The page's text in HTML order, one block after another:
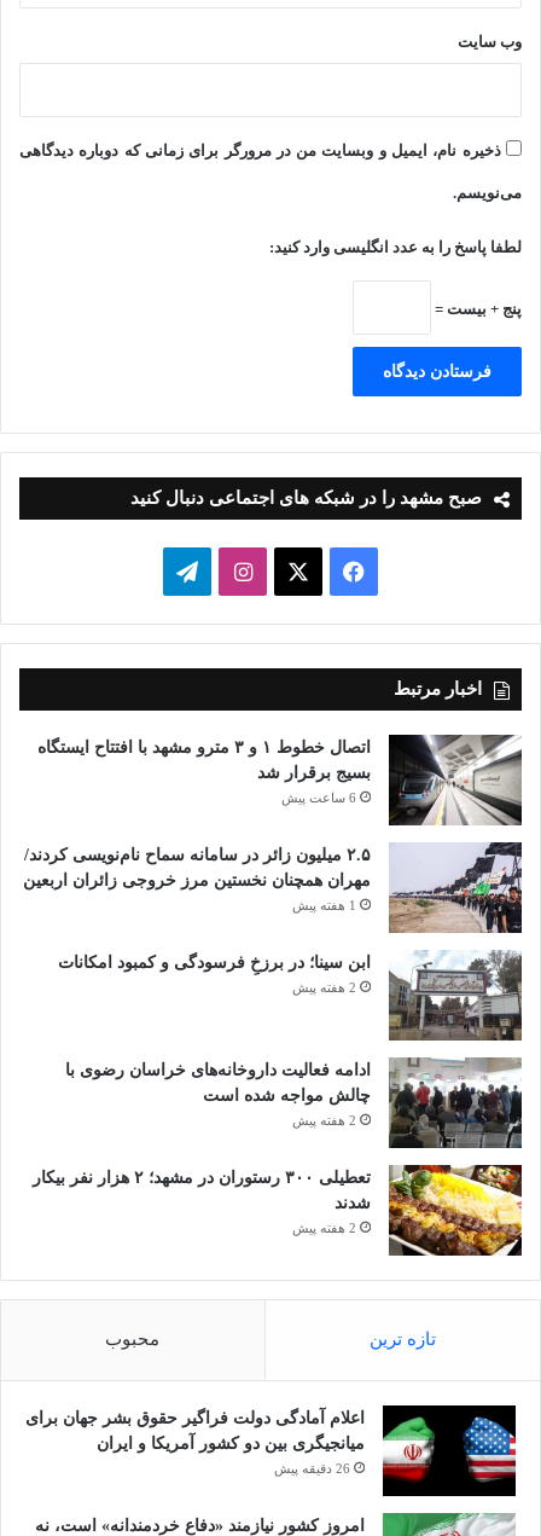
ha ا
ار
ی
عید سعید قربانوب‌ سایت
ذخیره نام، ایمیل و وبسایت من در مرورگر برای زمانی که دوباره دیدگاهی
می‌نویسم.
لطفا پاسخ را به عدد انگلیسی وارد کنید:
پنج + بیست =
صبح مشهد را در شبکه های اجتماعی دنبال کنید
فیسبوک ایکساینستاگرامتلگرام
اخبار مرتبط
اتصال خطوط ۱ و ۳ مترو مشهد با افتتاح ایستگاه
بسیج برقرار شد
6 ساعت پیش
۲.۵ میلیون زائر در سامانه سماح نام‌نویسی کردند/
مهران همچنان نخستین مرز خروجی زائران اربعین
1 هفته پیش
ابن سینا؛ در برزخِ فرسودگی و کمبود امکانات
2 هفته پیش
ادامه فعالیت داروخانه‌های خراسان رضوی با
چالش مواجه شده است
2 هفته پیش
تعطیلی ۳۰۰ رستوران در مشهد؛ ۲ هزار نفر بیکار
شدند
2 هفته پیش
تازه ترین محبوب
اعلام آمادگی دولت فراگیر حقوق بشر جهان برای
میانجیگری بین دو کشور آمریکا و ایران
26 دقیقه پیش
امروز کشور نیازمند «دفاع خردمندانه» است، نه